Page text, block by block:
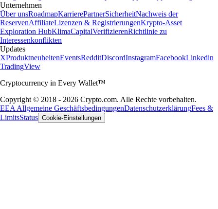
Unternehmen
Über unsRoadmapKarrierePartnerSicherheitNachweis der
ReservenAffiliateLizenzen & RegistrierungenKrypto-Asset
Exploration HubKlimaCapitalVerifizierenRichtlinie zu
Interessenkonflikten
Updates
XProduktneuheitenEventsRedditDiscordInstagramFacebookLinkedin
TradingView
Cryptocurrency in Every Wallet™
Copyright © 2018 - 2026 Crypto.com. Alle Rechte vorbehalten.
EEA Allgemeine GeschäftsbedingungenDatenschutzerklärungFees &
LimitsStatus Cookie-Einstellungen